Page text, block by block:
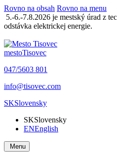
Rovno na obsah Rovno na menu
5.-6.-7.8.2026 je mestský úrad z
odstávka elektrickej energie.
mestoTisovec
047/5603 801
info@tisovec.com
SKSlovensky
SKSlovensky
ENEnglish
Menu